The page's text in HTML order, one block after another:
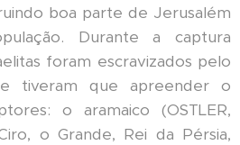
boa parte de Jerusalém
Durante a captura
foram escravizados pelo
e tiveram que apreender o
o aramaico (OSTLER,
o Grande, Rei da Pérsia,